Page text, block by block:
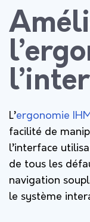
L’ergonomie
facilité de
l’interface
de tous les
navigation
le système